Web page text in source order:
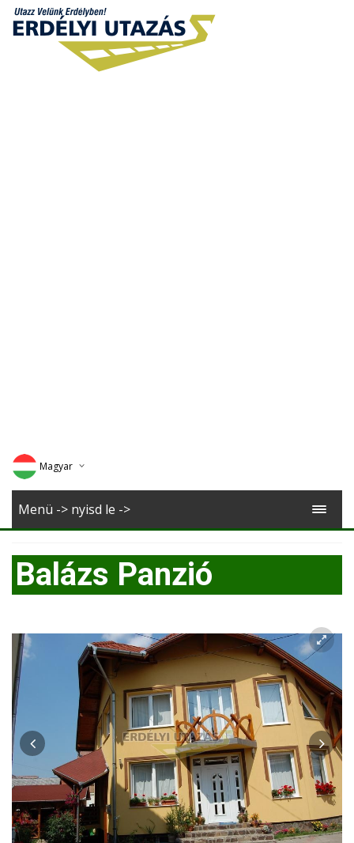
Magyar
Deutsch
Romana
Menü -> nyisd le ->
Balázs Panzió